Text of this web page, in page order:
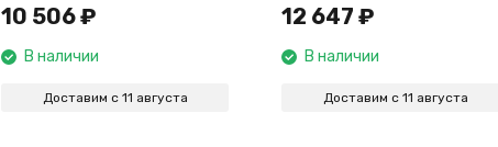
10 506₽
В наличии
Доставим с 11 августа
12 647 ₽
В наличии
Доставим с 11 августа